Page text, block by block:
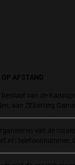
AFSTAND
bestuur van de
aan ZEbetting
van de
| telefoonnummer: